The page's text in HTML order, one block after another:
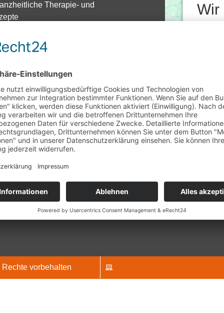
Therapie- und
wir darauf hin, dass die von uns
Informationen auf unserer Webseite nicht
können, um Krankheiten oder Leiden
und therapieren. Die Informationen
stellen auch keine
dar. Die Informationen und Berichte
beruhen auf unseren gemachten
Wir können keine Heilerfolge garantieren.
Wir
Wir
Daten
Bitte
Kontakt
08:00 Uhr bis
14:00 Uhr bis
E-Mail:
Telefonnummer:
vorbehalten